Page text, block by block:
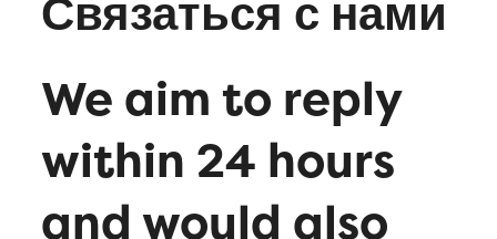
Связаться с нами
We aim to reply
within 24 hours
and would also